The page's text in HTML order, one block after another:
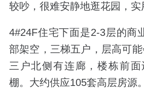
较吵，很难安静地逛花园， 实
4#24F住宅下面是2-3层的商
部架空，三梯五户， 层高可
三户北侧有连廊，楼栋前
棚。大约供应105套高层房源。